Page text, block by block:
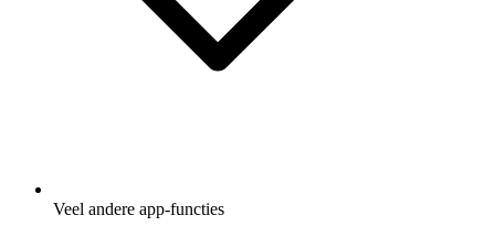
Veel andere app-functies